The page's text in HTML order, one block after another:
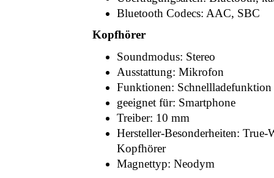
Bluetooth Codecs: AAC, SBC
Kopfhörer
Soundmodus: Stereo
Ausstattung: Mikrofon
Funktionen: Schnellladefunktion
geeignet für: Smartphone
Treiber: 10 mm
Hersteller-Besonderheiten:
Kopfhörer
Magnettyp: Neodym